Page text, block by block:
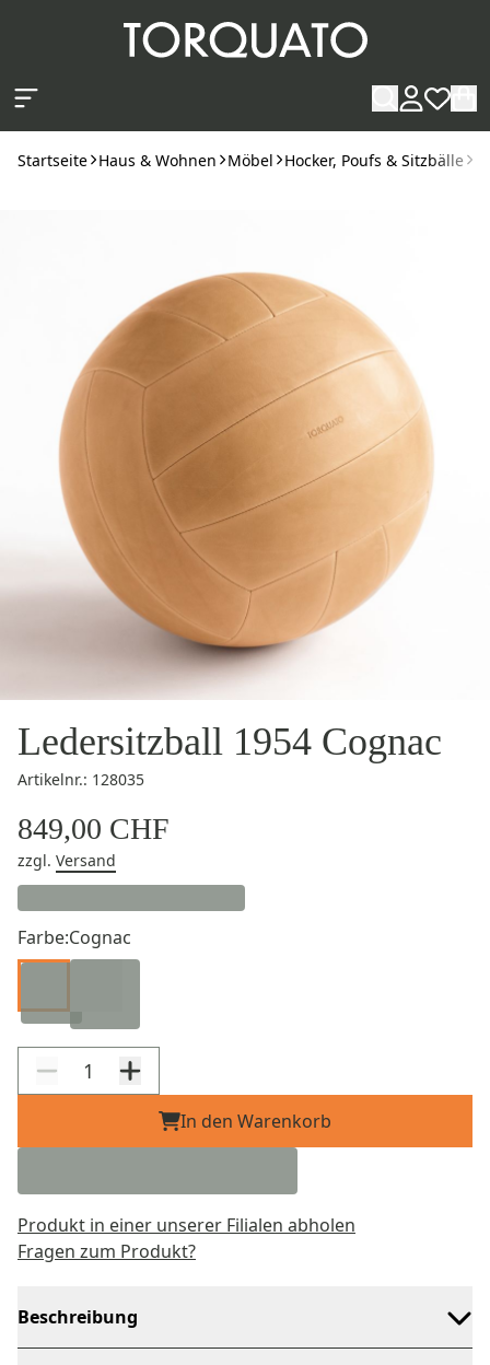
Startseite Haus & Wohnen Möbel Hocker, Poufs & Sitzbälle
Ledersitzball 1954 Cognac
Artikelnr.: 128035
849,00 CHF
zzgl. Versand
Farbe:Cognac
In den Warenkorb
Produkt in einer unserer Filialen abholen
Fragen zum Produkt?
Beschreibung